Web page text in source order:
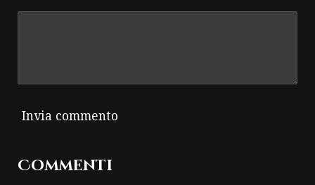
Invia commento
Commenti